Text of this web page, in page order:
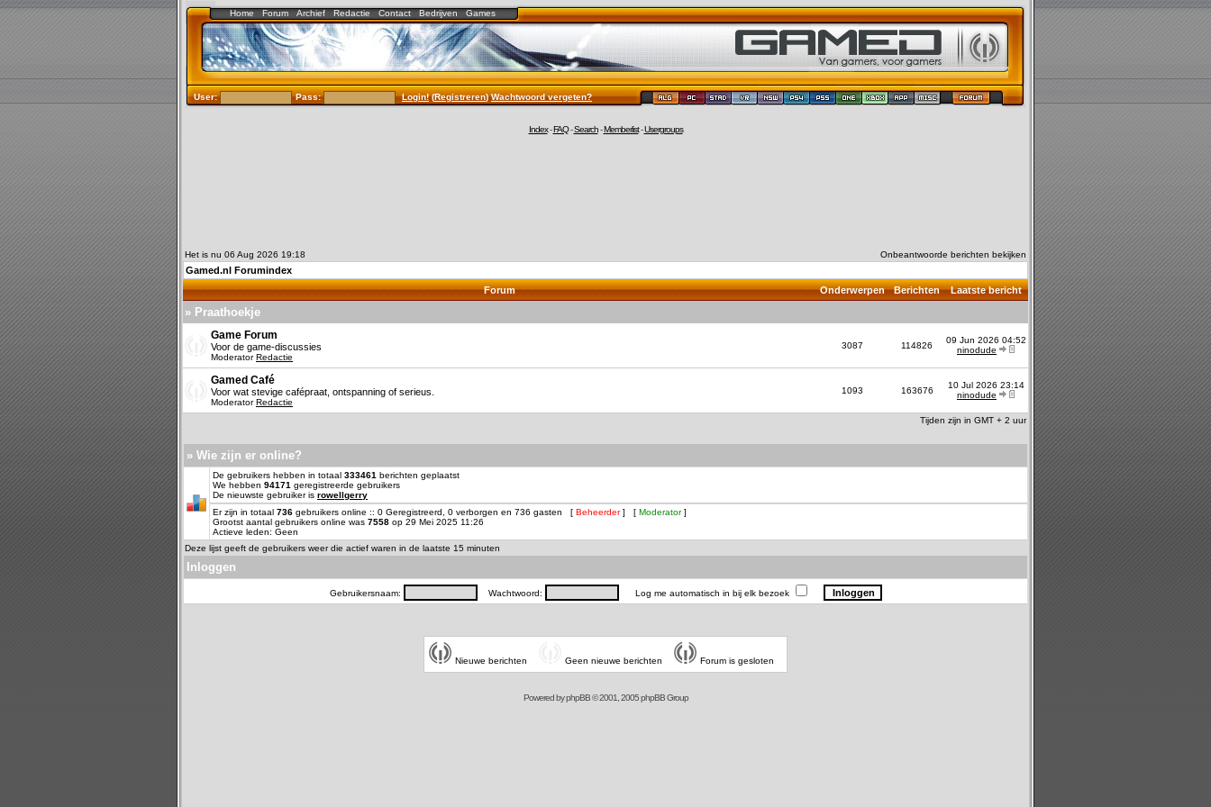
Home Forum Archief Redactie Contact Bedrijven Games
User: Pass: Login!(Registreren)Wachtwoord vergeten?
Index-FAQ-Search-Memberlist-Usergroups
Het is nu 06 Aug 2026 19:18 Onbeantwoorde berichten bekijken
Gamed.nl Forumindex
Forum
Onderwerpen Berichten Laatste bericht
» Praathoekje
Game Forum
Voor de game-discussies
ModeratorRedactie
3087 114826
09 Jun 2026 04:52
ninodude
Gamed Café
Voor wat stevige cafépraat, ontspanning of serieus.
ModeratorRedactie
1093 163676
10 Jul 2026 23:14
ninodude
Tijden zijn in GMT + 2 uur
» Wie zijn er online?
De gebruikers hebben in totaal 333461 berichten geplaatst
We hebben 94171 geregistreerde gebruikers
De nieuwste gebruiker is rowellgerry
Er zijn in totaal 736 gebruikers online :: 0 Geregistreerd, 0 verborgen en 736 gasten [ Beheerder] [ Moderator]
Grootst aantal gebruikers online was 7558 op 29 Mei 2025 11:26
Actieve leden: Geen
Deze lijst geeft de gebruikers weer die actief waren in de laatste 15 minuten
Inloggen
Gebruikersnaam: Wachtwoord: Log me automatisch in bij elk bezoek
Nieuwe berichten Geen nieuwe berichten Forum is gesloten
Powered byphpBB© 2001, 2005 phpBB Group